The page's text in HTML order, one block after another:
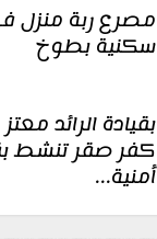
مصرع ربة
سكنية بطوخ
بقيادة الرائد
كفر صقر تنشط
أمنية...